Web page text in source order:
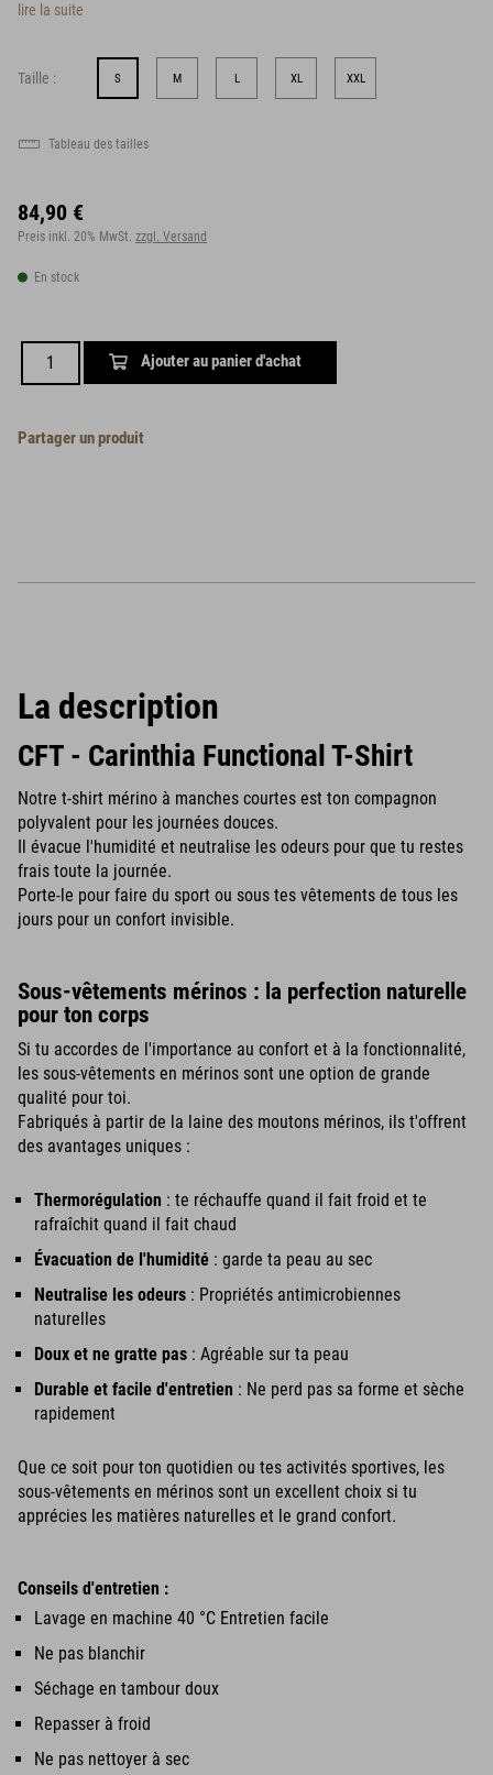
lire la suite
Taille : S M L XL XXL
Tableau des tailles
84,90 €
Preis inkl. 20% MwSt. zzgl. Versand
En stock
Ajouter au panier d'achat
Partager un produit
La description
CFT - Carinthia Functional T-Shirt
Notre t-shirt mérino à manches courtes est ton compagnon
polyvalent pour les journées douces.
Il évacue l'humidité et neutralise les odeurs pour que tu restes
frais toute la journée.
Porte-le pour faire du sport ou sous tes vêtements de tous les
jours pour un confort invisible.
Sous-vêtements mérinos : la perfection naturelle
pour ton corps
Si tu accordes de l'importance au confort et à la fonctionnalité,
les sous-vêtements en mérinos sont une option de grande
qualité pour toi.
Fabriqués à partir de la laine des moutons mérinos, ils t'offrent
des avantages uniques :
Thermorégulation : te réchauffe quand il fait froid et te
rafraîchit quand il fait chaud
Évacuation de l'humidité : garde ta peau au sec
Neutralise les odeurs : Propriétés antimicrobiennes
naturelles
Doux et ne gratte pas : Agréable sur ta peau
Durable et facile d'entretien : Ne perd pas sa forme et sèche
rapidement
Que ce soit pour ton quotidien ou tes activités sportives, les
sous-vêtements en mérinos sont un excellent choix si tu
apprécies les matières naturelles et le grand confort.
Conseils d'entretien :
Lavage en machine 40 °C Entretien facile
Ne pas blanchir
Séchage en tambour doux
Repasser à froid
Ne pas nettoyer à sec